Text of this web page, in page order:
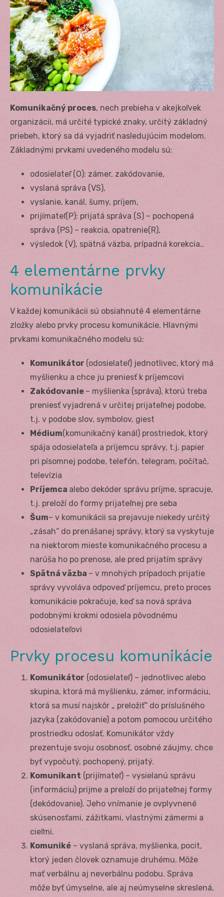
Komunikačný proces, nech prebieha v akejkoľvek
organizácii, má určité typické znaky, určitý základný
priebeh, ktorý sa dá vyjadriť nasledujúcim modelom.
Základnými prvkami uvedeného modelu sú:
odosielateľ (O): zámer, zakódovanie,
vyslaná správa (VS),
vyslanie, kanál, šumy, príjem,
prijímateľ(P): prijatá správa (S) – pochopená
správa (PS) – reakcia, opatrenie(R),
výsledok (V), spätná väzba, prípadná korekcia..
4 elementárne prvky
komunikácie
V každej komunikácii sú obsiahnuté 4 elementárne
zložky alebo prvky procesu komunikácie. Hlavnými
prvkami komunikačného modelu sú:
Komunikátor (odosielateľ) jednotlivec, ktorý má
myšlienku a chce ju preniesť k príjemcovi
Zakódovanie – myšlienka (správa), ktorú treba
preniesť vyjadrená v určitej prijateľnej podobe,
t.j. v podobe slov, symbolov, giest
Médium(komunikačný kanál) prostriedok, ktorý
spája odosielateľa a príjemcu správy, t.j. papier
pri písomnej podobe, telefón, telegram, počítač,
televízia
Príjemca alebo dekóder správu príjme, spracuje,
t.j. preloží do formy prijateľnej pre seba
Šum– v komunikácii sa prejavuje niekedy určitý
„zásah“ do prenášanej správy, ktorý sa vyskytuje
na niektorom mieste komunikačného procesu a
narúša ho po prenose, ale pred prijatím správy
Spätná väzba – v mnohých prípadoch prijatie
správy vyvoláva odpoveď príjemcu, preto proces
komunikácie pokračuje, keď sa nová správa
podobnými krokmi odosiela pôvodnému
odosielateľovi
Prvky procesu komunikácie
Komunikátor (odosielateľ) – jednotlivec alebo
skupina, ktorá má myšlienku, zámer, informáciu,
ktorá sa musí najskôr „ preložiť“ do príslušného
jazyka (zakódovanie) a potom pomocou určitého
prostriedku odoslať. Komunikátor vždy
prezentuje svoju osobnosť, osobné záujmy, chce
byť vypočutý, pochopený, prijatý.
Komunikant (prijímateľ) – vysielanú správu
(informáciu) prijme a preloží do prijateľnej formy
(dekódovanie). Jeho vnímanie je ovplyvnené
skúsenosťami, zážitkami, vlastnými zámermi a
cieľmi.
Komuniké – vyslaná správa, myšlienka, pocit,
ktorý jeden človek oznamuje druhému. Môže
mať verbálnu aj neverbálnu podobu. Správa
môže byť úmyselne, ale aj neúmyselne skreslená,